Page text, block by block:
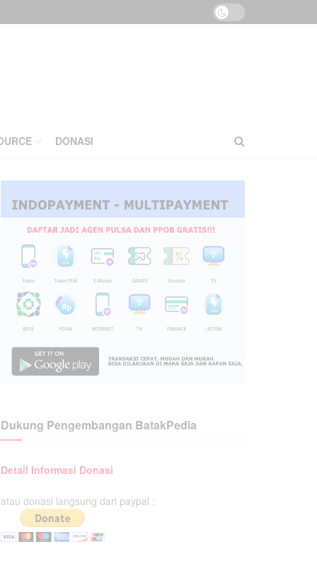
DONASI
Dukung Pengembangan BatakPedia
Detail Informasi Donasi
atau donasi langsung dari paypal :